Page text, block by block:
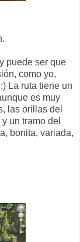
puede ser que
como yo,
La ruta tiene un
es muy
las orillas del
un tramo del
bonita, variada,